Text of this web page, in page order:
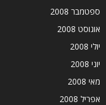
ספטמבר 2008
אוגוסט 2008
יולי 2008
יוני 2008
מאי 2008
אפריל 2008